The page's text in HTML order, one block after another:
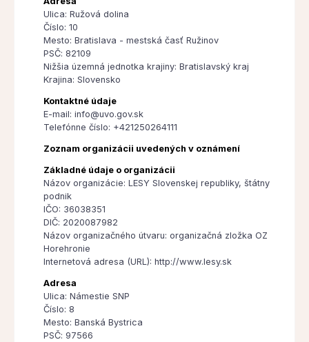
Ulica: Ružová dolina
Číslo: 10
Mesto: Bratislava - mestská časť Ružinov
PSČ: 82109
Nižšia územná jednotka krajiny: Bratislavský kraj
Krajina: Slovensko
Kontaktné údaje
E-mail: info@uvo.gov.sk
Telefónne číslo: +421250264111
Zoznam organizácii uvedených v oznámení
Základné údaje o organizácii
Názov organizácie: LESY Slovenskej republiky, štátny
podnik
IČO: 36038351
DIČ: 2020087982
Názov organizačného útvaru: organizačná zložka OZ
Horehronie
Internetová adresa (URL): http://www.lesy.sk
Adresa
Ulica: Námestie SNP
Číslo: 8
Mesto: Banská Bystrica
PSČ: 97566